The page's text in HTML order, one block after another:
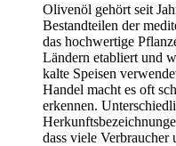
Olivenöl gehört seit
Bestandteilen der
das hochwertige
Ländern etabliert und
kalte Speisen
Handel macht es oft
erkennen.
dass viele Verbraucher